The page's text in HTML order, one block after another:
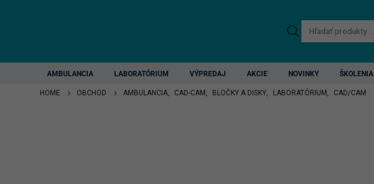
Products
search
AMBULANCIA LABORATÓRIUM VÝPREDAJ AKCIE NOVINKY ŠKOLENIA
HOME OBCHOD AMBULANCIA, CAD-CAM , BLOČKY A DISKY, LABORATÓRIUM , CAD/CAM